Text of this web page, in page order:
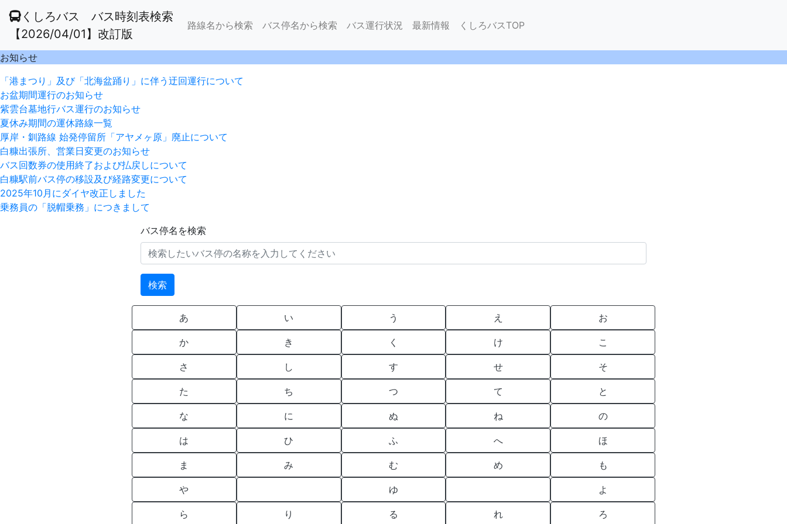
くしろバス バス時刻表検索
【2026/04/01】改訂版
路線名から検索 バス停名から検索 バス運行状況 最新情報 くしろバスTOP
お知らせ
「港まつり」及び「北海盆踊り」に伴う迂回運行について
お盆期間運行のお知らせ
紫雲台墓地行バス運行のお知らせ
夏休み期間の運休路線一覧
厚岸・釧路線 始発停留所「アヤメヶ原」廃止について
白糠出張所、営業日変更のお知らせ
バス回数券の使用終了および払戻しについて
白糠駅前バス停の移設及び経路変更について
2025年10月にダイヤ改正しました
乗務員の「脱帽乗務」につきまして
バス停名を検索
あ い う え お
か き く け こ
さ し す せ そ
た ち つ て と
な に ぬ ね の
は ひ ふ へ ほ
ま み む め も
や ゆ よ
ら り る れ ろ